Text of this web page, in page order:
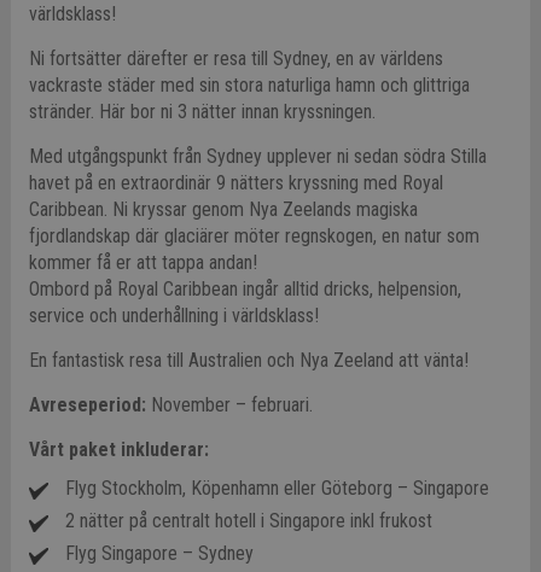
världsklass!
Ni fortsätter därefter er resa till Sydney, en av världens
vackraste städer med sin stora naturliga hamn och glittriga
stränder. Här bor ni 3 nätter innan kryssningen.
Med utgångspunkt från Sydney upplever ni sedan södra Stilla
havet på en extraordinär 9 nätters kryssning med Royal
Caribbean. Ni kryssar genom Nya Zeelands magiska
fjordlandskap där glaciärer möter regnskogen, en natur som
kommer få er att tappa andan!
Ombord på Royal Caribbean ingår alltid dricks, helpension,
service och underhållning i världsklass!
En fantastisk resa till Australien och Nya Zeeland att vänta!
Avreseperiod: November – februari.
Vårt paket inkluderar:
Flyg Stockholm, Köpenhamn eller Göteborg – Singapore
2 nätter på centralt hotell i Singapore inkl frukost
Flyg Singapore – Sydney